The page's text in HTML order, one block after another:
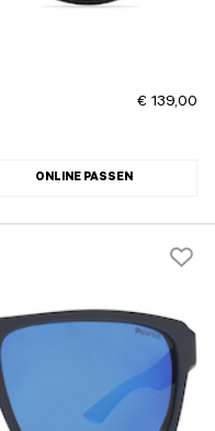
€ 139,00
ONLINE PASSEN